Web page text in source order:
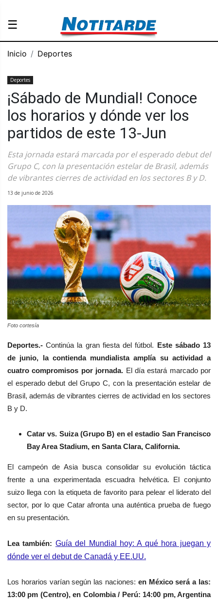
☰
Inicio Deportes
Deportes
¡Sábado de Mundial! Conoce
los horarios y dónde ver los
partidos de este 13-Jun
Esta jornada estará marcada por el esperado debut del
Grupo C, con la presentación estelar de Brasil, además
de vibrantes cierres de actividad en los sectores B y D.
13 de junio de 2026
Foto cortesía
Deportes.- Continúa la gran fiesta del fútbol. Este sábado 13
de junio, la contienda mundialista amplía su actividad a
cuatro compromisos por jornada. El día estará marcado por
el esperado debut del Grupo C, con la presentación estelar de
Brasil, además de vibrantes cierres de actividad en los sectores
B y D.
Catar vs. Suiza (Grupo B) en el estadio San Francisco
Bay Area Stadium, en Santa Clara, California.
El campeón de Asia busca consolidar su evolución táctica
frente a una experimentada escuadra helvética. El conjunto
suizo llega con la etiqueta de favorito para pelear el liderato del
sector, por lo que Catar afronta una auténtica prueba de fuego
en su presentación.
Lea también: Guía del Mundial hoy: A qué hora juegan y
dónde ver el debut de Canadá y EE.UU.
Los horarios varían según las naciones: en México será a las:
13:00 pm (Centro), en Colombia / Perú: 14:00 pm, Argentina